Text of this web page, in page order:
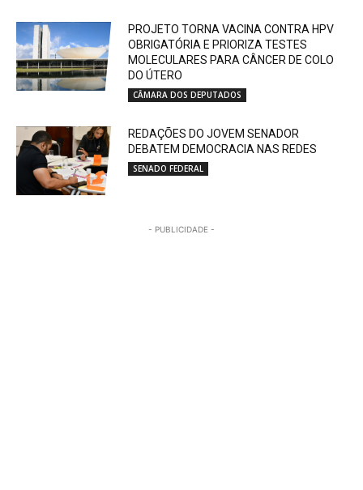
PROJETO TORNA VACINA CONTRA HPV
OBRIGATÓRIA E PRIORIZA TESTES
MOLECULARES PARA CÂNCER DE COLO
DO ÚTERO
CÂMARA DOS DEPUTADOS
REDAÇÕES DO JOVEM SENADOR
DEBATEM DEMOCRACIA NAS REDES
SENADO FEDERAL
- PUBLICIDADE -